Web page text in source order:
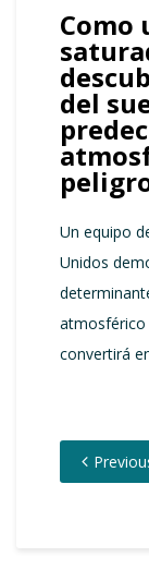
Como
del
Un equipo
Unidos
atmosférico
convertirá